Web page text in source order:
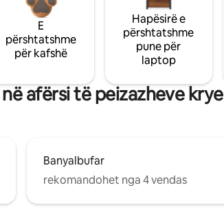
E
përshtatshme
për kafshë
Hapësirë e
përshtatshme
pune për
laptop
afërsi të peizazheve
Banyalbufar
rekomandohet nga 4 vendas